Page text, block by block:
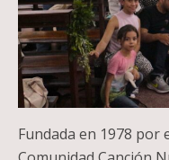
Fundada en 1978 por